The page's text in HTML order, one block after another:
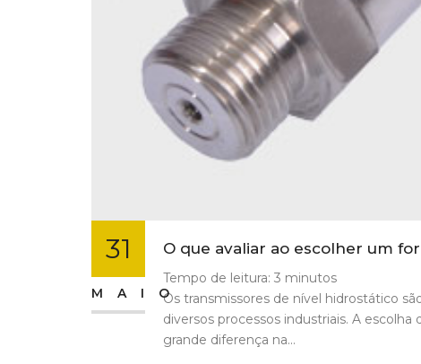
31
MAIO
O que avaliar ao escolher um
Tempo de leitura: 3 minutos
Os transmissores de nível hidrostático
diversos processos industriais. A
grande diferença na...